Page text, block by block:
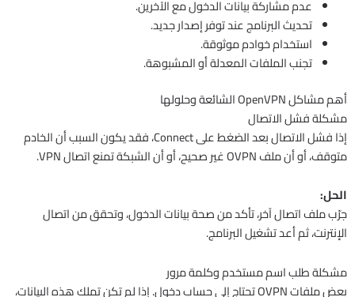
عدم مشاركة بيانات الدخول مع الآخرين.
تحديث البرنامج عند توفر إصدار جديد.
استخدام خوادم موثوقة.
تجنب الملفات المعدلة أو المشبوهة.
أهم مشاكل OpenVPN الشائعة وحلولها
مشكلة فشل الاتصال
إذا فشل الاتصال بعد الضغط على Connect، فقد يكون السبب أن الخادم
متوقف، أو أن ملف OVPN غير صحيح، أو أن الشبكة تمنع اتصال VPN.
الحل:
جرّب ملف اتصال آخر، تأكد من صحة بيانات الدخول، وتحقق من اتصال
الإنترنت، ثم أعد تشغيل البرنامج.
مشكلة طلب اسم مستخدم وكلمة مرور
بعض ملفات OVPN تحتاج إلى حساب دخول. إذا لم تكن تملك هذه البيانات،